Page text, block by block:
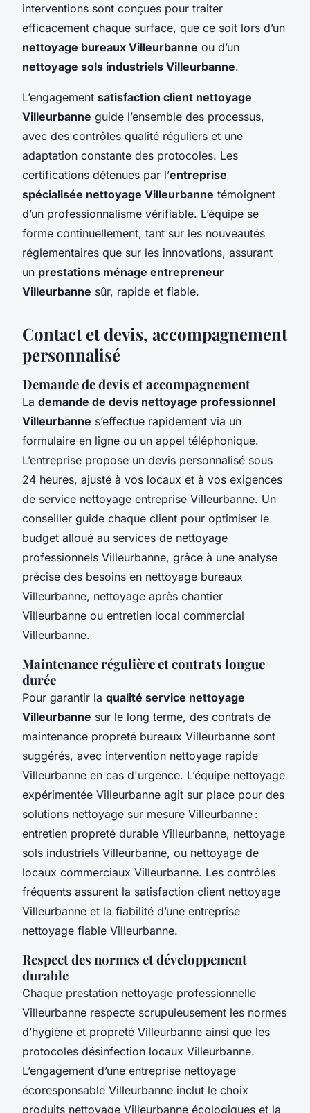
interventions sont conçues pour traiter
efficacement chaque surface, que ce soit lors d’un
nettoyage bureaux Villeurbanne ou d’un
nettoyage sols industriels Villeurbanne.
L’engagement satisfaction client nettoyage
Villeurbanne guide l’ensemble des processus,
avec des contrôles qualité réguliers et une
adaptation constante des protocoles. Les
certifications détenues par l’entreprise
spécialisée nettoyage Villeurbanne témoignent
d’un professionnalisme vérifiable. L’équipe se
forme continuellement, tant sur les nouveautés
réglementaires que sur les innovations, assurant
un prestations ménage entrepreneur
Villeurbanne sûr, rapide et fiable.
Contact et devis, accompagnement
personnalisé
Demande de devis et accompagnement
La demande de devis nettoyage professionnel
Villeurbanne s’effectue rapidement via un
formulaire en ligne ou un appel téléphonique.
L’entreprise propose un devis personnalisé sous
24 heures, ajusté à vos locaux et à vos exigences
de service nettoyage entreprise Villeurbanne. Un
conseiller guide chaque client pour optimiser le
budget alloué au services de nettoyage
professionnels Villeurbanne, grâce à une analyse
précise des besoins en nettoyage bureaux
Villeurbanne, nettoyage après chantier
Villeurbanne ou entretien local commercial
Villeurbanne.
Maintenance régulière et contrats longue
durée
Pour garantir la qualité service nettoyage
Villeurbanne sur le long terme, des contrats de
maintenance propreté bureaux Villeurbanne sont
suggérés, avec intervention nettoyage rapide
Villeurbanne en cas d'urgence. L’équipe nettoyage
expérimentée Villeurbanne agit sur place pour des
solutions nettoyage sur mesure Villeurbanne :
entretien propreté durable Villeurbanne, nettoyage
sols industriels Villeurbanne, ou nettoyage de
locaux commerciaux Villeurbanne. Les contrôles
fréquents assurent la satisfaction client nettoyage
Villeurbanne et la fiabilité d’une entreprise
nettoyage fiable Villeurbanne.
Respect des normes et développement
durable
Chaque prestation nettoyage professionnelle
Villeurbanne respecte scrupuleusement les normes
d’hygiène et propreté Villeurbanne ainsi que les
protocoles désinfection locaux Villeurbanne.
L’engagement d’une entreprise nettoyage
écoresponsable Villeurbanne inclut le choix
produits nettoyage Villeurbanne écologiques et la